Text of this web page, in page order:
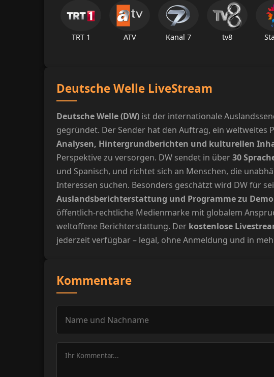
TRT 1 ATV Kanal 7 tv8
Deutsche Welle LiveStream
Deutsche Welle (DW) ist der internationale
gegründet. Der Sender hat den Auftrag, ein weltweites
Analysen, Hintergrundberichten und kulturellen
Perspektive zu versorgen. DW sendet in über30
und Spanisch, und richtet sich an Menschen, die
Interessen suchen. Besonders geschätzt wird DW für
Auslandsberichterstattung und Programme zu
öffentlich-rechtliche Medienmarke mit globalem
weltoffene Berichterstattung. Der kostenlose
jederzeit verfügbar – legal, ohne Anmeldung und in
Kommentare